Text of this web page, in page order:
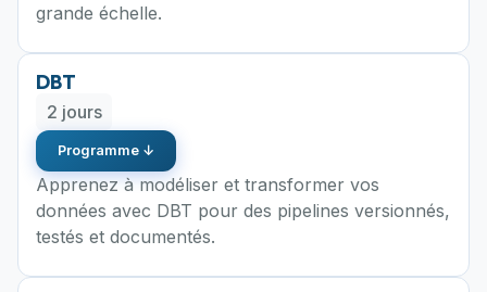
grande échelle.
DBT
2 jours
Programme ↓
Apprenez à modéliser et transformer vos
données avec DBT pour des pipelines versionnés,
testés et documentés.